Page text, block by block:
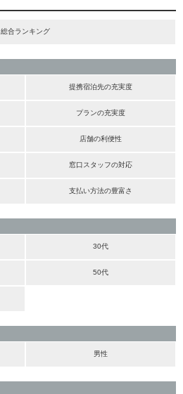
総合ランキング
提携宿泊先の充実度
プランの充実度
店舗の利便性
窓口スタッフの対応
支払い方法の豊富さ
30代
50代
男性